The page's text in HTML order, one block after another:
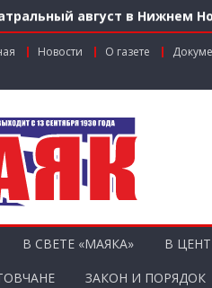
август в Нижнем
к лекарствам по
в региональном
Новости О газете
В СВЕТЕ «МАЯКА» В
ЗАКОН И ПОРЯДОК